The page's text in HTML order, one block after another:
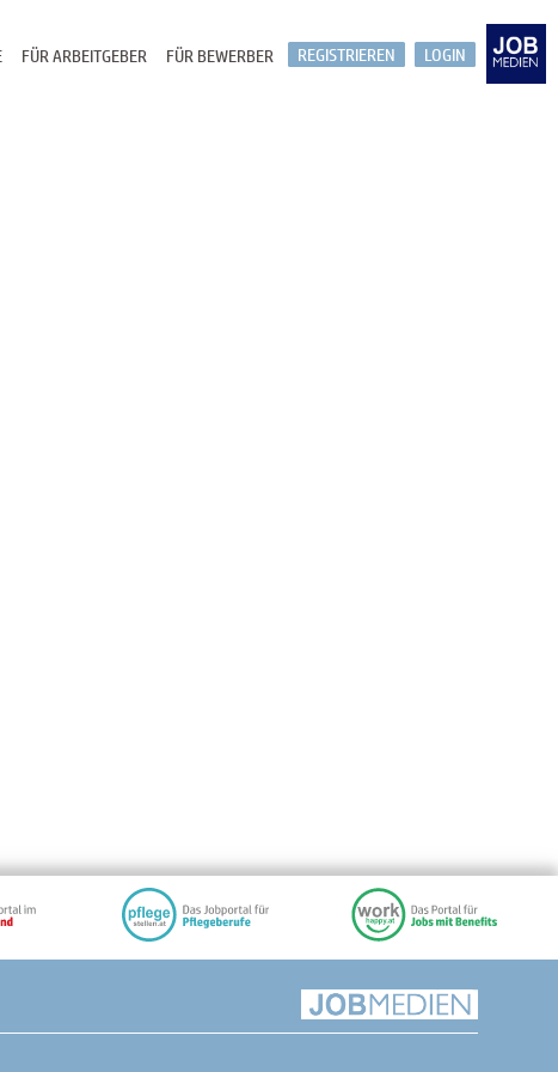
LOGIN
REGISTRIEREN
FÜR BEWERBER
FÜR ARBEITGEBER